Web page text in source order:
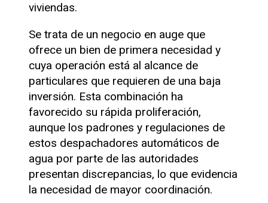
viviendas.
Se trata de un negocio en auge que
ofrece un bien de primera necesidad y
cuya operación está al alcance de
particulares que requieren de una baja
inversión. Esta combinación ha
favorecido su rápida proliferación,
aunque los padrones y regulaciones de
estos despachadores automáticos de
agua por parte de las autoridades
presentan discrepancias, lo que evidencia
la necesidad de mayor coordinación.